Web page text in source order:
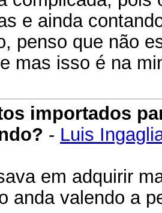
e ainda
penso que não
mas isso é na
importados
- Luis
em adquirir
anda valendo a